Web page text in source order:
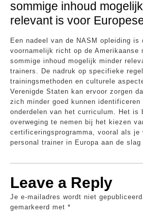
sommige inhoud
relevant is voor
Een nadeel van de NASM opleiding is
voornamelijk richt op de Amerikaanse
sommige inhoud mogelijk minder
trainers. De nadruk op specifieke
trainingsmethoden en culturele
Verenigde Staten kan ervoor zorgen
zich minder goed kunnen identificeren
onderdelen van het curriculum. Het is
overweging te nemen bij het kiezen
certificeringsprogramma, vooral als je
personal trainer in Europa aan de slag
Leave a Reply
Je e-mailadres wordt niet
gemarkeerd met *